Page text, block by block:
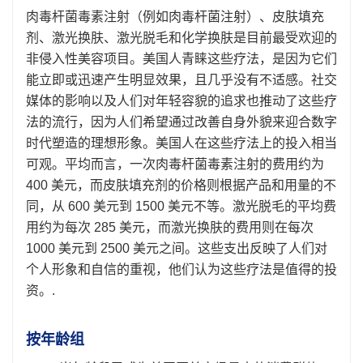
肉毒杆菌毒素注射（例如肉毒杆菌注射）、皮肤填充
剂、激光换肤、激光脱毛和化学换肤是目前最受欢迎的
非侵入性美容项目。美国人青睐这些疗法，是因为它们
能立即或迅速产生明显效果，且几乎没有不适感。社交
媒体的影响以及人们对年轻容貌的追求也推动了这些疗
法的流行，因为人们希望通过改善自身外貌来迎合数字
时代塑造的理想形象。美国人在这些疗法上的投入相当
可观。平均而言，一次肉毒杆菌毒素注射的费用约为
400 美元，而皮肤填充剂的价格则根据产品和用量的不
同，从 600 美元到 1500 美元不等。激光脱毛的平均费
用约为每次 285 美元，而激光换肤的费用则在每次
1000 美元到 2500 美元之间。这些支出反映了人们对
个人形象和自信的重视，他们认为这些疗法是值得的投
资。.
按年龄组